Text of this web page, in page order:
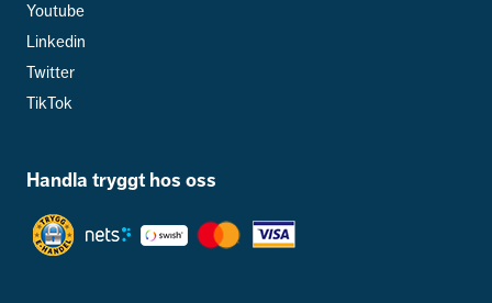
Youtube
Linkedin
Twitter
TikTok
Handla tryggt hos oss